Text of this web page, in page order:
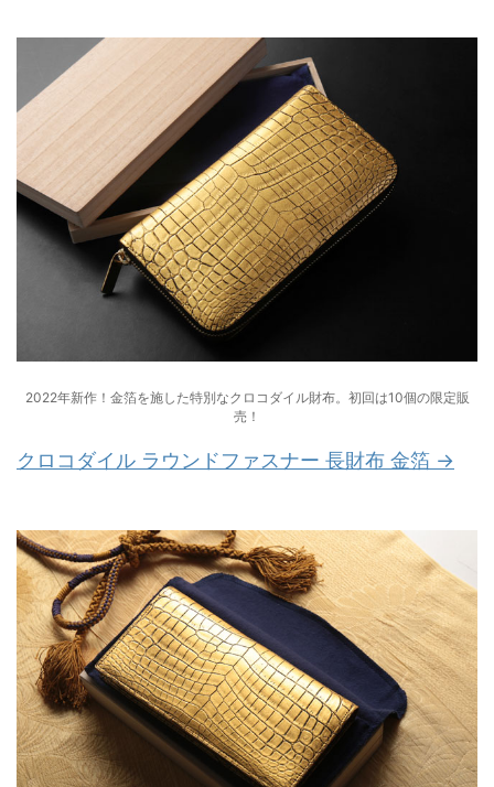
2022年新作！金箔を施した特別なクロコダイル財布。初回は10個の限定販
売！
クロコダイル ラウンドファスナー 長財布 金箔 →